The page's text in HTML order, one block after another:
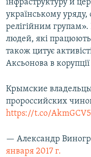
інфраструктуру й
українському уряду,
релігійним групам».
людей, які
також цитує
Аксьонова в
Крымские
пророссийских
https://t.co/
— Александр
января 2017 г.